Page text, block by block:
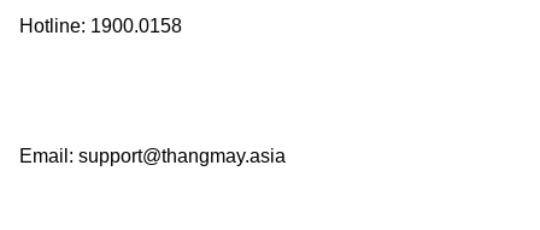
Hotline: 1900.0158
Email: support@thangmay.asia